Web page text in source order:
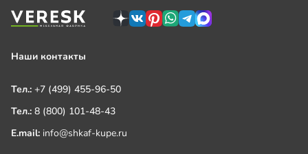
Наши контакты
Тел.: +7 (499) 455-96-50
Тел.: 8 (800) 101-48-43
E.mail: info@shkaf-kupe.ru